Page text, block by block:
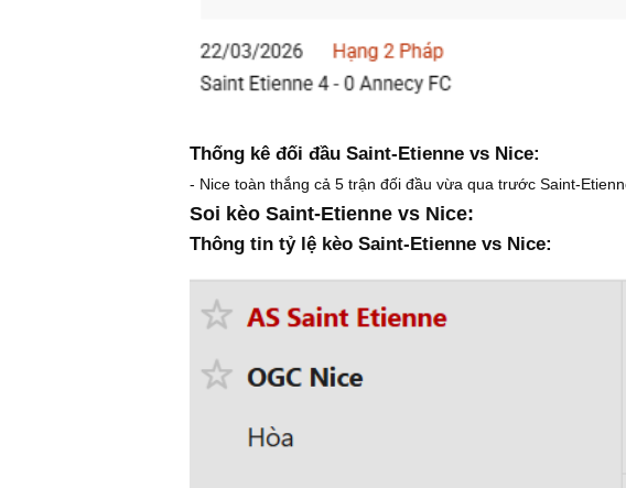
Thống kê đối đầu Saint-Etienne vs Nice:
- Nice toàn thắng cả 5 trận đối đầu vừa qua trước Saint-
Soi kèo Saint-Etienne vs Nice:
Thông tin tỷ lệ kèo Saint-Etienne vs Nice: